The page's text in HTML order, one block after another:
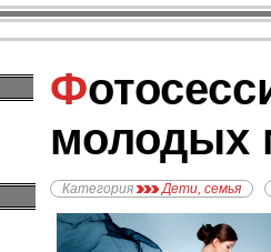
Фотосессия для
молодых
Категория Дети, семья